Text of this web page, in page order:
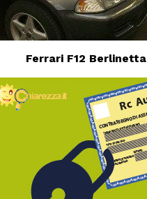
Ferrari F12 Berlinetta